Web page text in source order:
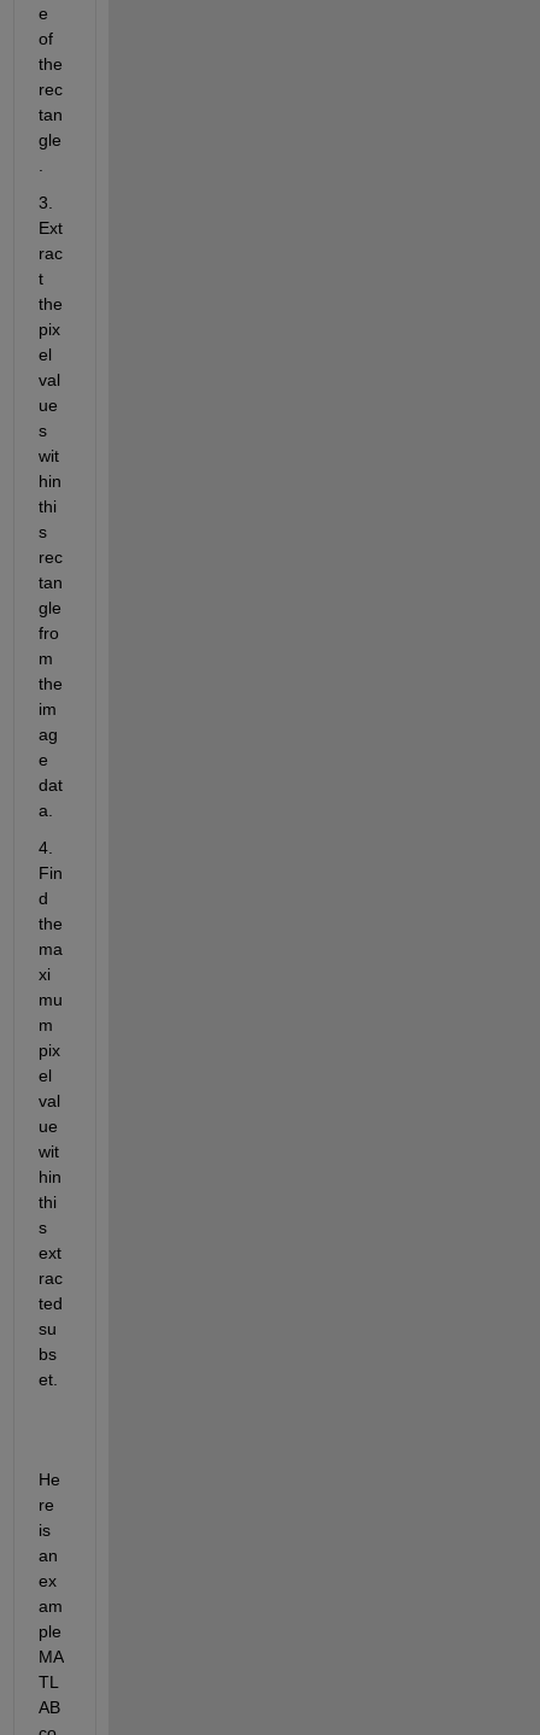
e
of
the
rec
tan
gle
.
3.
Ext
rac
t
the
pix
el
val
ue
s
wit
hin
thi
s
rec
tan
gle
fro
m
the
im
ag
e
dat
a.
4.
Fin
d
the
ma
xi
mu
m
pix
el
val
ue
wit
hin
thi
s
ext
rac
ted
su
bs
et.
He
re
is
an
ex
am
ple
MA
TL
AB